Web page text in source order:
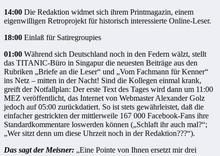
14:00 Die Redaktion widmet sich ihrem Printmagazin, einem
eigenwilligen Retroprojekt für historisch interessierte Online-Leser.
18:00 Einlaß für Satiregroupies
01:00 Während sich Deutschland noch in den Federn wälzt, stellt
das TITANIC-Büro in Singapur die neuesten Beiträge aus den
Rubriken „Briefe an die Leser“ und „Vom Fachmann für Kenner“
ins Netz – mitten in der Nacht! Sind die Kollegen einmal krank,
greift der Notfallplan: Der erste Text des Tages wird dann um 11:00
MEZ veröffentlicht, das Internet von Webmaster Alexander Golz
jedoch auf 05:00 zurückdatiert. So ist stets gewährleistet, daß die
einfacher gestrickten der mittlerweile 167 000 Facebook-Fans ihre
Standardkommentare loswerden können („Schlaft ihr auch mal?“;
„Wer sitzt denn um diese Uhrzeit noch in der Redaktion???“).
Das sagt der Meisner: „Eine Pointe von Ihnen ersetzt mir drei